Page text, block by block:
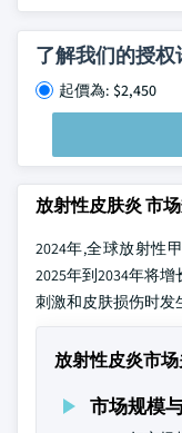
了解我们的授权
起價為: $2,450
放射性皮肤炎 市
2024年,全球放射性
2025年到2034年将
刺激和皮肤损伤时发
放射性皮炎市
市场规模